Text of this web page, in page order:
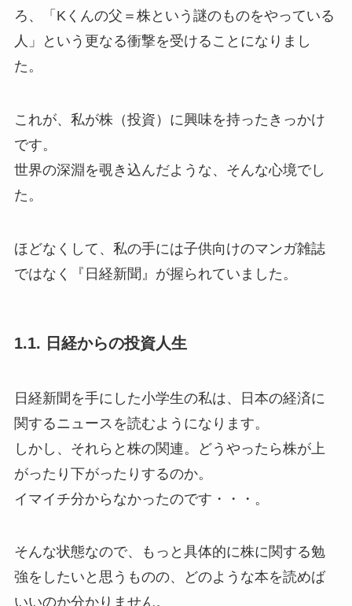
ろ、「Kくんの父＝株という謎のものをやっている
人」という更なる衝撃を受けることになりまし
た。
これが、私が株（投資）に興味を持ったきっかけ
です。
世界の深淵を覗き込んだような、そんな心境でし
た。
ほどなくして、私の手には子供向けのマンガ雑誌
ではなく『日経新聞』が握られていました。
1.1. 日経からの投資人生
日経新聞を手にした小学生の私は、日本の経済に
関するニュースを読むようになります。
しかし、それらと株の関連。どうやったら株が上
がったり下がったりするのか。
イマイチ分からなかったのです・・・。
そんな状態なので、もっと具体的に株に関する勉
強をしたいと思うものの、どのような本を読めば
いいのか分かりません。